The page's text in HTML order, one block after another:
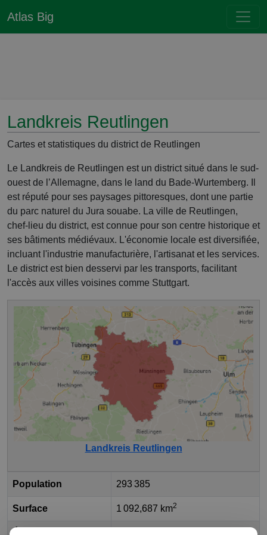
Atlas Big
Landkreis Reutlingen
Cartes et statistiques du district de Reutlingen
Le Landkreis de Reutlingen est un district situé dans le sud-
ouest de l’Allemagne, dans le land du Bade-Wurtemberg. Il
est réputé pour ses paysages pittoresques, dont une partie
du parc naturel du Jura souabe. La ville de Reutlingen,
chef-lieu du district, est connue pour son centre historique et
ses bâtiments médiévaux. L'économie locale est diversifiée,
incluant l'industrie manufacturière, l'artisanat et les services.
Le district est bien desservi par les transports, facilitant
l'accès aux villes voisines comme Stuttgart.
Landkreis Reutlingen
Population 293 385
Surface 1 092,687 km2